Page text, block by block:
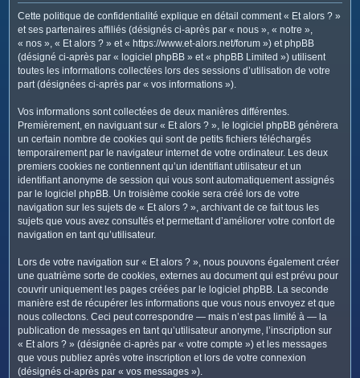
Cette politique de confidentialité explique en détail comment « Et alors ? »
et ses partenaires affiliés (désignés ci-après par « nous », « notre »,
« nos », « Et alors ? » et « https://www.et-alors.net/forum ») et phpBB
(désigné ci-après par « logiciel phpBB » et « phpBB Limited ») utilisent
toutes les informations collectées lors des sessions d’utilisation de votre
part (désignées ci-après par « vos informations »).
Vos informations sont collectées de deux manières différentes.
Premièrement, en naviguant sur « Et alors ? », le logiciel phpBB génèrera
un certain nombre de cookies qui sont de petits fichiers téléchargés
temporairement par le navigateur internet de votre ordinateur. Les deux
premiers cookies ne contiennent qu’un identifiant utilisateur et un
identifiant anonyme de session qui vous sont automatiquement assignés
par le logiciel phpBB. Un troisième cookie sera créé lors de votre
navigation sur les sujets de « Et alors ? », archivant de ce fait tous les
sujets que vous avez consultés et permettant d’améliorer votre confort de
navigation en tant qu’utilisateur.
Lors de votre navigation sur « Et alors ? », nous pouvons également créer
une quatrième sorte de cookies, externes au document qui est prévu pour
couvrir uniquement les pages créées par le logiciel phpBB. La seconde
manière est de récupérer les informations que vous nous envoyez et que
nous collectons. Ceci peut correspondre — mais n’est pas limité à — la
publication de messages en tant qu’utilisateur anonyme, l’inscription sur
« Et alors ? » (désignée ci-après par « votre compte ») et les messages
que vous publiez après votre inscription et lors de votre connexion
(désignés ci-après par « vos messages »).